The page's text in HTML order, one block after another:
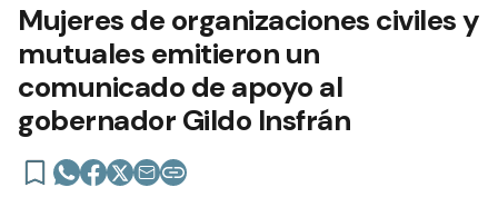
Mujeres de organizaciones civiles y
mutuales emitieron un
comunicado de apoyo al
gobernador Gildo Insfrán